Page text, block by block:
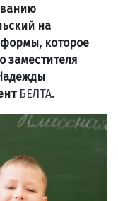
на
которое
заместителя
БЕЛТА.